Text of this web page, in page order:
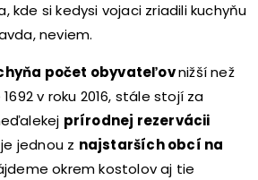
kde si kedysi vojaci zriadili kuchyňu
neviem.
počet obyvateľovnižší než
v roku 2016, stále stojí za
prírodnej rezervácii
jednou z najstarších obcí na
okrem kostolov aj tie